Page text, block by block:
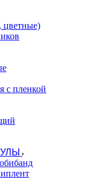
цветные)
с пленкой